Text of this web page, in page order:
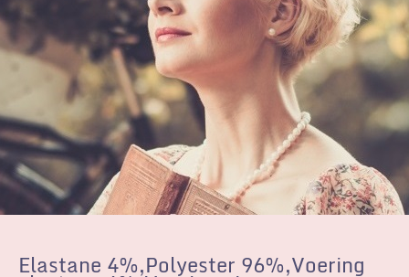
Elastane 4%,Polyester 96%,Voering